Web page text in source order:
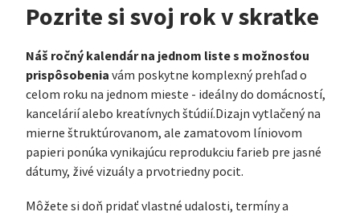
Pozrite si svoj rok v skratke
Náš ročný kalendár na jednom liste s možnosťou
prispôsobenia vám poskytne komplexný prehľad o
celom roku na jednom mieste - ideálny do domácností,
kancelárií alebo kreatívnych štúdií.Dizajn vytlačený na
mierne štruktúrovanom, ale zamatovom líniovom
papieri ponúka vynikajúcu reprodukciu farieb pre jasné
dátumy, živé vizuály a prvotriedny pocit.
Môžete si doň pridať vlastné udalosti, termíny a